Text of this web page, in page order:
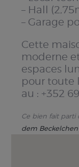
– Hall
– Garage
Cette
moderne
espaces
pour toute
au : +352
Ce bien fait parti
dem Beckelchen